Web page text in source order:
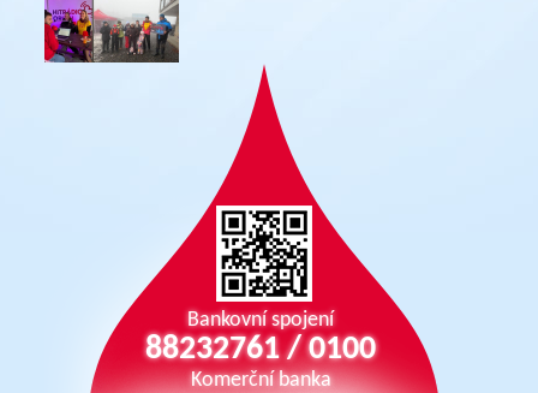
Bankovní spojení
88232761 / 0100
Komerční banka